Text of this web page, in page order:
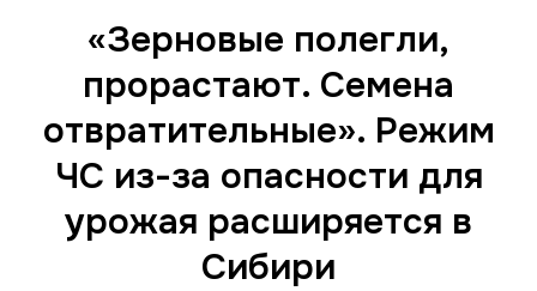
«Зерновые полегли,
прорастают. Семена
отвратительные». Режим
ЧС из-за опасности для
урожая расширяется в
Сибири